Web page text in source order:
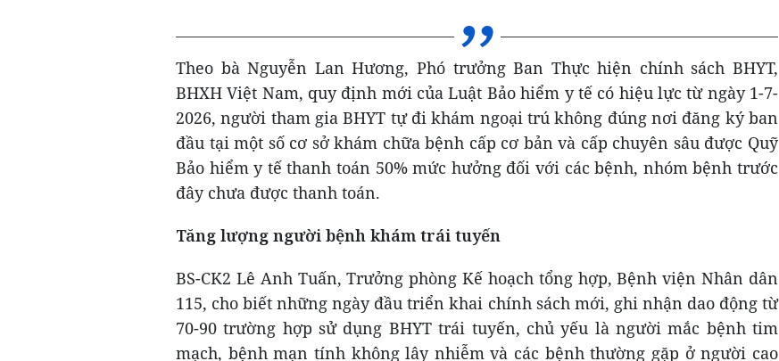
Theo bà Nguyễn Lan Hương, Phó trưởng Ban Thực hiện chính sách BHYT,
BHXH Việt Nam, quy định mới của Luật Bảo hiểm y tế có hiệu lực từ ngày 1-7-
2026, người tham gia BHYT tự đi khám ngoại trú không đúng nơi đăng ký ban
đầu tại một số cơ sở khám chữa bệnh cấp cơ bản và cấp chuyên sâu được Quỹ
Bảo hiểm y tế thanh toán 50% mức hưởng đối với các bệnh, nhóm bệnh trước
đây chưa được thanh toán.
Tăng lượng người bệnh khám trái tuyến
BS-CK2 Lê Anh Tuấn, Trưởng phòng Kế hoạch tổng hợp, Bệnh viện Nhân dân
115, cho biết những ngày đầu triển khai chính sách mới, ghi nhận dao động từ
70-90 trường hợp sử dụng BHYT trái tuyến, chủ yếu là người mắc bệnh tim
mạch, bệnh mạn tính không lây nhiễm và các bệnh thường gặp ở người cao